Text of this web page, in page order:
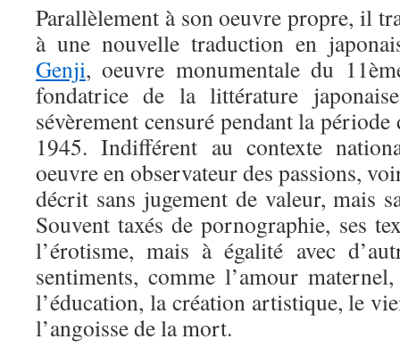
Parallèlement à son oeuvre propre, il
à une nouvelle traduction en
Genji, oeuvre monumentale du
fondatrice de la littérature
sévèrement censuré pendant la
1945. Indifférent au contexte
oeuvre en observateur des passions,
décrit sans jugement de valeur, mais
Souvent taxés de pornographie, ses
l’érotisme, mais à égalité avec
sentiments, comme l’amour
l’éducation, la création artistique, le
l’angoisse de la mort.